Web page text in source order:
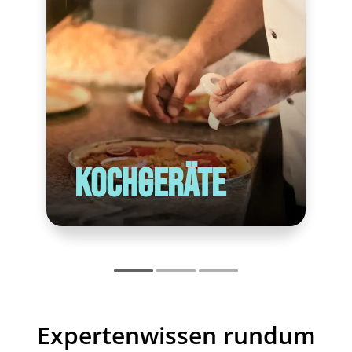
Technische Bedienungsanleitung
PDF Herunterladen
Kochgeräte
Expertenwissen rundum